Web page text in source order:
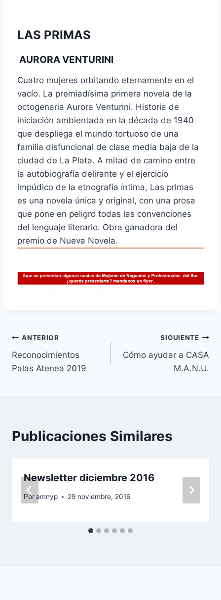
LAS PRIMAS
AURORA VENTURINI
Cuatro mujeres orbitando eternamente en el
vacío. La premiadísima primera novela de la
octogenaria Aurora Venturini. Historia de
iniciación ambientada en la década de 1940
que despliega el mundo tortuoso de una
familia disfuncional de clase media baja de la
ciudad de La Plata. A mitad de camino entre
la autobiografía delirante y el ejercicio
impúdico de la etnografía íntima, Las primas
es una novela única y original, con una prosa
que pone en peligro todas las convenciones
del lenguaje literario. Obra ganadora del
premio de Nueva Novela.
Navegación
de
ANTERIOR
Reconocimientos
Palas Atenea 2019
SIGUIENTE
Cómo ayudar a CASA
M.A.N.U.
Publicaciones Similares
Newsletter diciembre 2016
Poramnyp 29 noviembre, 2016